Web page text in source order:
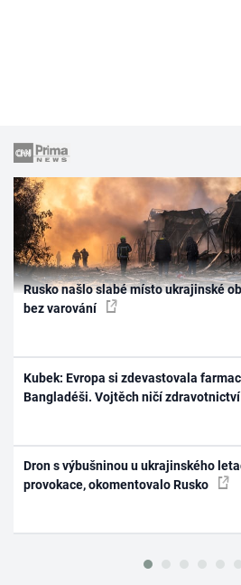
Rusko našlo slabé místo ukrajinské
bez varování
Kubek: Evropa si zdevastovala
Bangladéši. Vojtěch ničí zdravotnictví
Dron s výbušninou u ukrajinského
provokace, okomentovalo Rusko